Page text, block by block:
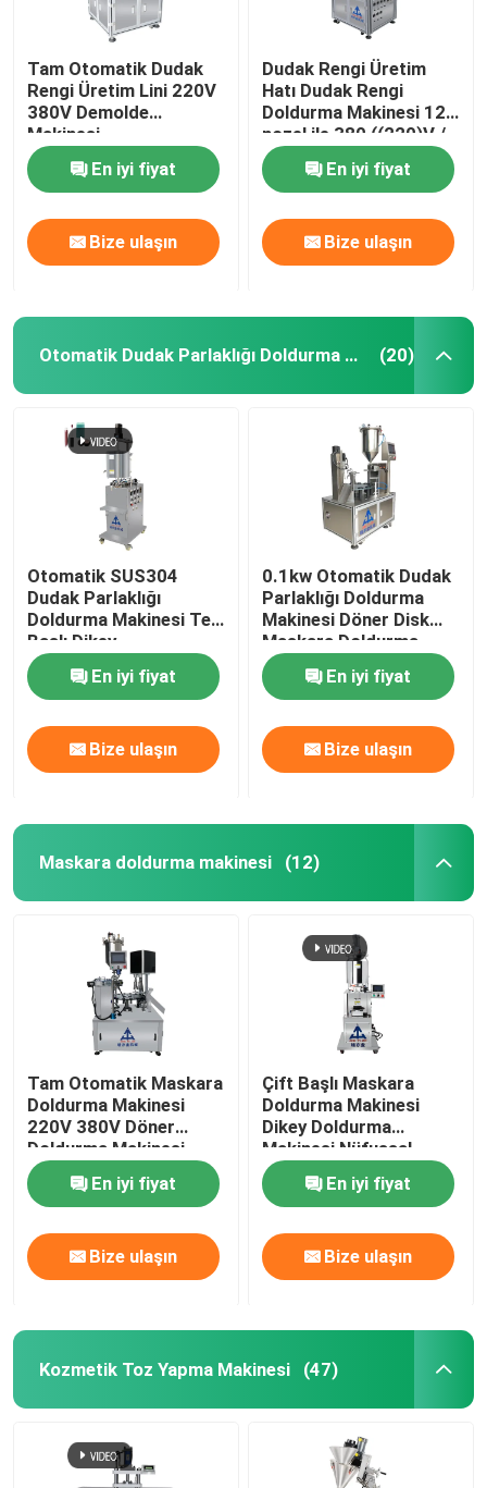
Tam Otomatik Dudak
Rengi Üretim Lini 220V
380V Demolde
Makinesi
En iyi fiyat
Bize ulaşın
Dudak Rengi Üretim
Hatı Dudak Rengi
Doldurma Makinesi 12
nozel ile 380 ((220)V /
50HZ
En iyi fiyat
Bize ulaşın
Otomatik Dudak Parlaklığı Doldurma Makinesi (20)
Otomatik SUS304
Dudak Parlaklığı
Doldurma Makinesi Tek
Başlı Dikey
En iyi fiyat
Bize ulaşın
0.1kw Otomatik Dudak
Parlaklığı Doldurma
Makinesi Döner Disk
Maskara Doldurma
Makinesi
En iyi fiyat
Bize ulaşın
Maskara doldurma makinesi (12)
Tam Otomatik Maskara
Doldurma Makinesi
220V 380V Döner
Doldurma Makinesi
En iyi fiyat
Bize ulaşın
Çift Başlı Maskara
Doldurma Makinesi
Dikey Doldurma
Makinesi Nüfussal
Isıtma
En iyi fiyat
Bize ulaşın
Kozmetik Toz Yapma Makinesi (47)